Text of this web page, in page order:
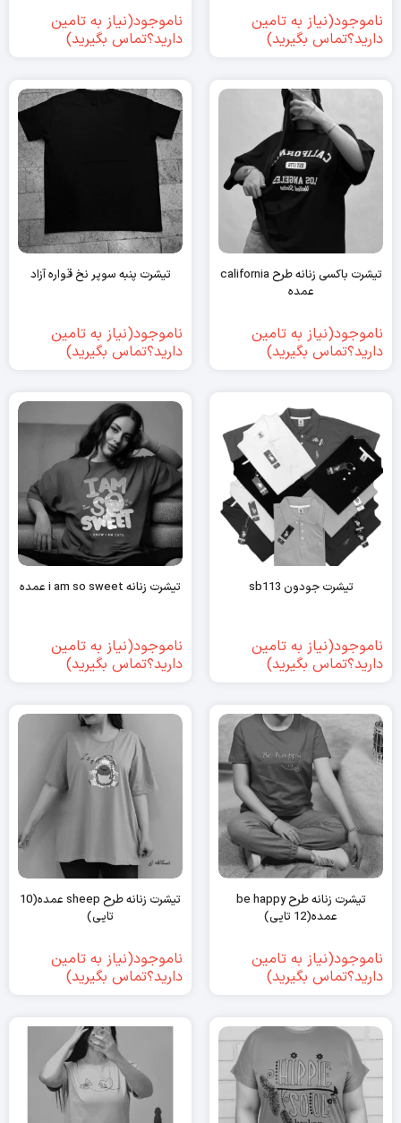
ناموجود(نیاز به تامین
دارید؟تماس بگیرید)
ناموجود(نیاز به تامین
دارید؟تماس بگیرید)
تیشرت باکسی زنانه طرح california
عمده
ناموجود(نیاز به تامین
دارید؟تماس بگیرید)
تیشرت پنبه سوپر نخ قواره آزاد
ناموجود(نیاز به تامین
دارید؟تماس بگیرید)
تیشرت جودون sb113
ناموجود(نیاز به تامین
دارید؟تماس بگیرید)
تیشرت زنانه i am so sweet عمده
ناموجود(نیاز به تامین
دارید؟تماس بگیرید)
تیشرت زنانه طرح be happy
عمده(12 تایی)
ناموجود(نیاز به تامین
دارید؟تماس بگیرید)
تیشرت زنانه طرح sheep عمده(10
تایی)
ناموجود(نیاز به تامین
دارید؟تماس بگیرید)